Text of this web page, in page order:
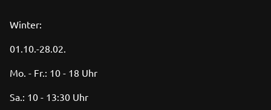
Winter:
01.10.-28.02.
Mo. - Fr.: 10 - 18 Uhr
Sa.: 10 - 13:30 Uhr